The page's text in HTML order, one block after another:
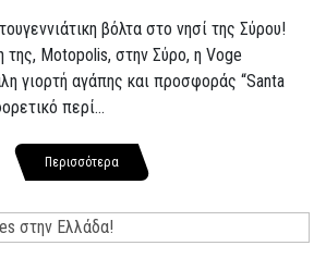
βόλτα στο νησί της Σύρου!
Motopolis, στην Σύρο, η Voge
γιορτή αγάπης και προσφοράς “Santa
περί...
Περισσότερα